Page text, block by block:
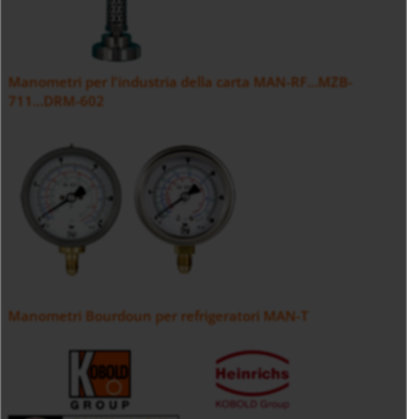
Manometri per l'industria della carta MAN-RF...MZB-
711...DRM-602
Manometri Bourdoun per refrigeratori MAN-T